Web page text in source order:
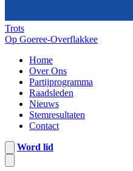
Trots
Op Goeree-Overflakkee
Home
Over Ons
Partijprogramma
Raadsleden
Nieuws
Stemresultaten
Contact
Word lid